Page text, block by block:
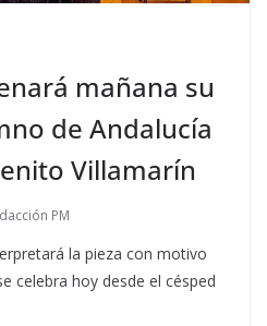
mañana su
de Andalucía
Villamarín
PM
la pieza con motivo
celebra hoy desde el césped